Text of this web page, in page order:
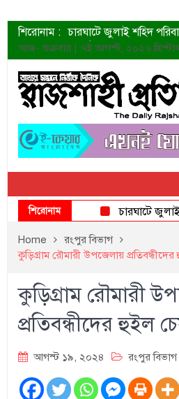
শিরোনাম : চারঘাটে জুলাই শহিদ
সংবর্ধনা
শহীদদের প্রত্যাশা এখনো
ত্বক ভালো রাখতে যে ৫
জুলাই স্মৃতি জাদুঘরের
প্রধানমন্ত্রী
শাহরুখের নতুন সিনেমার
কোয়ার্টার ফাইনালে
ডেনিস লিয়ামিন রাশিয়ার
জুলাই শহিদদের আত্মত্যাগ
আজ- শুক্রবার | ৭ই আগস্ট, ২০২৬
শিরোনাম চারঘাটে জুলাই
Home
রংপুর বিভাগ
কুড়িগ্রাম রৌমারী উপজেলায়
কুড়িগ্রাম রৌমারী
প্রতিবন্ধীদের হুইল
আগস্ট ১৯, ২০২৪ রংপুর বিভাগ